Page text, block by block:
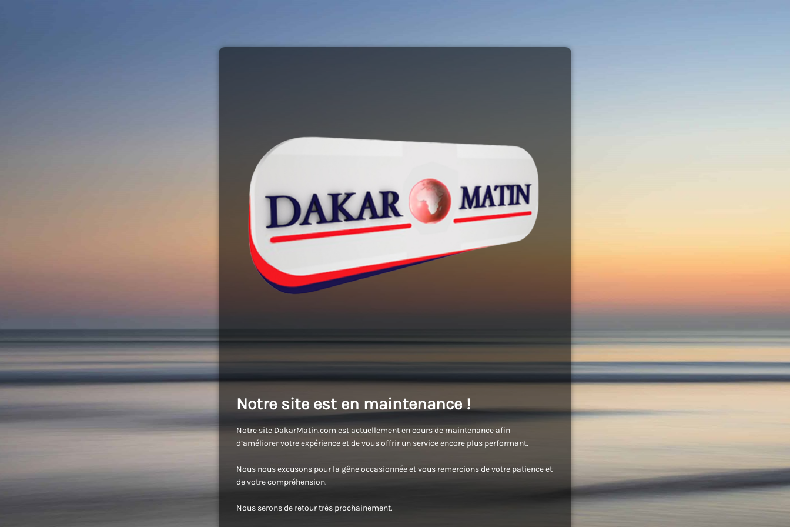
Notre site est en maintenance !
Notre site DakarMatin.com est actuellement en cours de maintenance afin
d’améliorer votre expérience et de vous offrir un service encore plus performant.
Nous nous excusons pour la gêne occasionnée et vous remercions de votre patience et
de votre compréhension.
Nous serons de retour très prochainement.